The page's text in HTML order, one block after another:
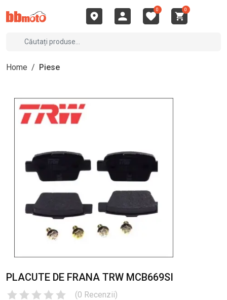
0 0
Home / Piese
PLACUTE DE FRANA TRW MCB669SI
(0 Recenzii)